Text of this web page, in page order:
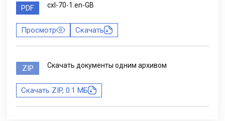
PDF cxl-70-1.en-GB
Просмотр Скачать
ZIP Скачать документы одним архивом
Скачать ZIP, 0.1 МБ